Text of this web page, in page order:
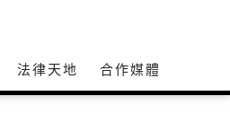
法律天地 合作媒體